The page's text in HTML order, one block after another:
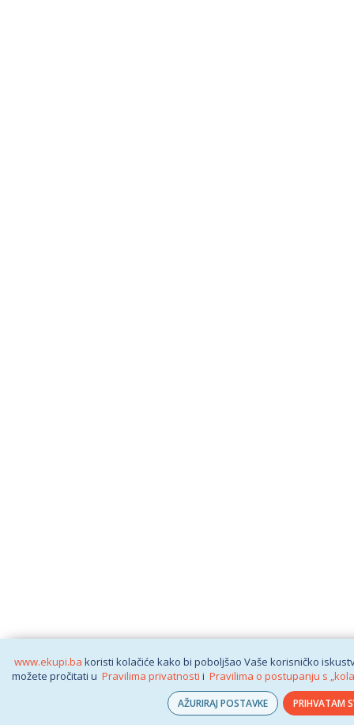
www.ekupi.ba koristi kolačiće kako bi poboljšao Vaše korisničko
možete pročitati u Pravilima privatnosti i Pravilima o postupanju s
AŽURIRAJ POSTAVKE PRIHVATAM